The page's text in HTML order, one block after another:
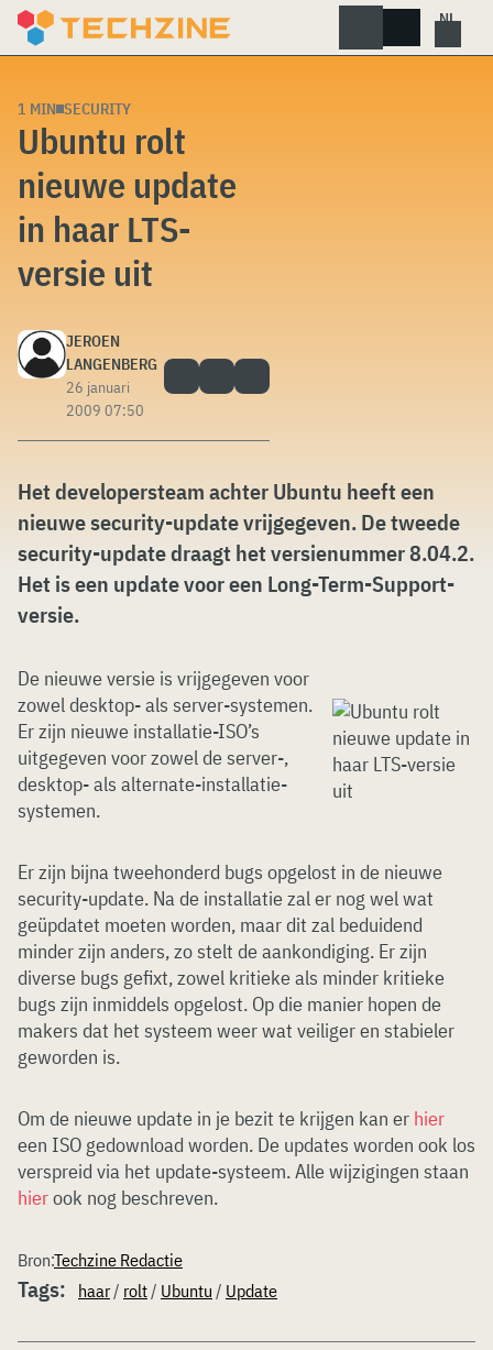
Skip
1 MIN SECURITY
Ubuntu rolt
nieuwe update
in haar LTS-
versie uit
JEROEN
LANGENBERG
26 januari
2009 07:50
Het developersteam achter Ubuntu heeft een
nieuwe security-update vrijgegeven. De tweede
security-update draagt het versienummer 8.04.2.
Het is een update voor een Long-Term-Support-
versie.
De nieuwe versie is vrijgegeven voor
zowel desktop- als server-systemen.
Er zijn nieuwe installatie-ISO’s
uitgegeven voor zowel de server-,
desktop- als alternate-installatie-
systemen.
Er zijn bijna tweehonderd bugs opgelost in de nieuwe
security-update. Na de installatie zal er nog wel wat
geüpdatet moeten worden, maar dit zal beduidend
minder zijn anders, zo stelt de aankondiging. Er zijn
diverse bugs gefixt, zowel kritieke als minder kritieke
bugs zijn inmiddels opgelost. Op die manier hopen de
makers dat het systeem weer wat veiliger en stabieler
geworden is.
Om de nieuwe update in je bezit te krijgen kan er hier
een ISO gedownload worden. De updates worden ook los
verspreid via het update-systeem. Alle wijzigingen staan
hierook nog beschreven.
Bron:Techzine Redactie
Tags: haar/ rolt/ Ubuntu / Update